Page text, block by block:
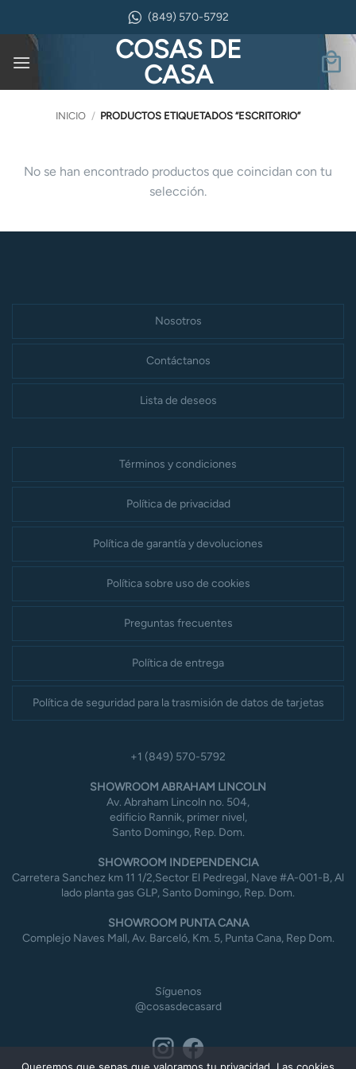
contenido
(849) 570-5792
COSAS DE
CASA
INICIO / PRODUCTOS ETIQUETADOS “ESCRITORIO”
No se han encontrado productos que coincidan con tu
selección.
Nosotros
Contáctanos
Lista de deseos
Términos y condiciones
Política de privacidad
Política de garantía y devoluciones
Política sobre uso de cookies
Preguntas frecuentes
Política de entrega
Política de seguridad para la trasmisión de datos de tarjetas
+1 (849) 570-5792
SHOWROOM ABRAHAM LINCOLN
Av. Abraham Lincoln no. 504,
edificio Rannik, primer nivel,
Santo Domingo, Rep. Dom.
SHOWROOM INDEPENDENCIA
Carretera Sanchez km 11 1/2,Sector El Pedregal, Nave #A-001-B, Al
lado planta gas GLP, Santo Domingo, Rep. Dom.
SHOWROOM PUNTA CANA
Complejo Naves Mall, Av. Barceló, Km. 5, Punta Cana, Rep Dom.
Síguenos
@cosasdecasard
Queremos que sepas que valoramos tu privacidad. Las cookies